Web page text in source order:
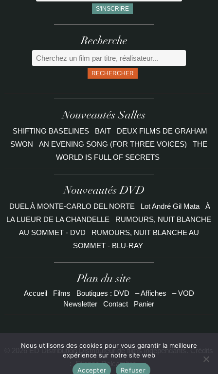
Recherche
RECHERCHER
Nouveautés Salles
SHIFTING BASELINES BAIT
DEUX FILMS DE GRAHAM
SWON
AN EVENING SONG (FOR THREE VOICES)
THE
WORLD IS FULL OF SECRETS
Nouveautés DVD
DUEL À MONTE-CARLO DEL NORTE Lot André Gil Mata
À
LA LUEUR DE LA CHANDELLE
RUMOURS, NUIT BLANCHE
AU SOMMET - DVD
RUMOURS, NUIT BLANCHE AU
SOMMET - BLU-RAY
Plan du site
Accueil Films Boutiques : DVD – Affiches
– VOD
Newsletter
Contact Panier
© 2026 ED Distribution Distributeur de films indépendants. Crédits
Etienne Delcambre
Nous utilisons des cookies pour vous garantir la meilleure
expérience sur notre site web
Accepter
Refuser